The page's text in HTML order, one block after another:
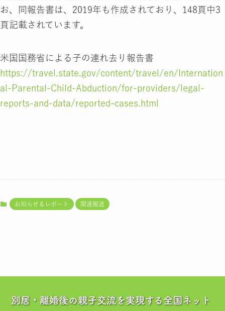
お、同報告書は、2019年も作成されており、148頁中3
頁記載されています。
米国国務省による子の連れ去り報告書
https://travel.state.gov/content/travel/en/Internation
al-Parental-Child-Abduction/for-providers/legal-
reports-and-data/reported-cases.html
お知らせ＆レポート 関連報道
別居・離婚後の親子交流を実現する全国ネット